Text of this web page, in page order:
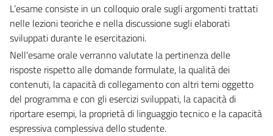
L’esame consiste in un colloquio orale sugli argomenti trattati
nelle lezioni teoriche e nella discussione sugli elaborati
sviluppati durante le esercitazioni.
Nell'esame orale verranno valutate la pertinenza delle
risposte rispetto alle domande formulate, la qualità dei
contenuti, la capacità di collegamento con altri temi oggetto
del programma e con gli esercizi sviluppati, la capacità di
riportare esempi, la proprietà di linguaggio tecnico e la capacità
espressiva complessiva dello studente.